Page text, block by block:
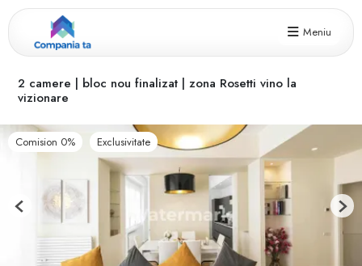
Meniu
2 camere | bloc nou finalizat | zona Rosetti vino la
vizionare
Comision 0% Exclusivitate
Previous Next